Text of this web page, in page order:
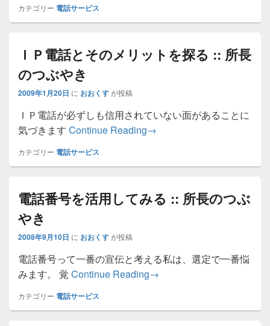
カテゴリー 電話サービス
ＩＰ電話とそのメリットを探る :: 所長
のつぶやき
2009年1月20日 に おおくすが投稿
ＩＰ電話が必ずしも信用されていない面があることに
気づきます Continue ReadingＩＰ電話とそのメリットを
→
カテゴリー 電話サービス
電話番号を活用してみる :: 所長のつぶ
やき
2008年9月10日 に おおくすが投稿
電話番号って一番の宣伝と考える私は、選定で一番悩
みます。 覚 Continue Reading電話番号を活用してみる ::
→
カテゴリー 電話サービス